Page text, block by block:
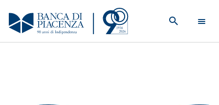
contenuto
principale